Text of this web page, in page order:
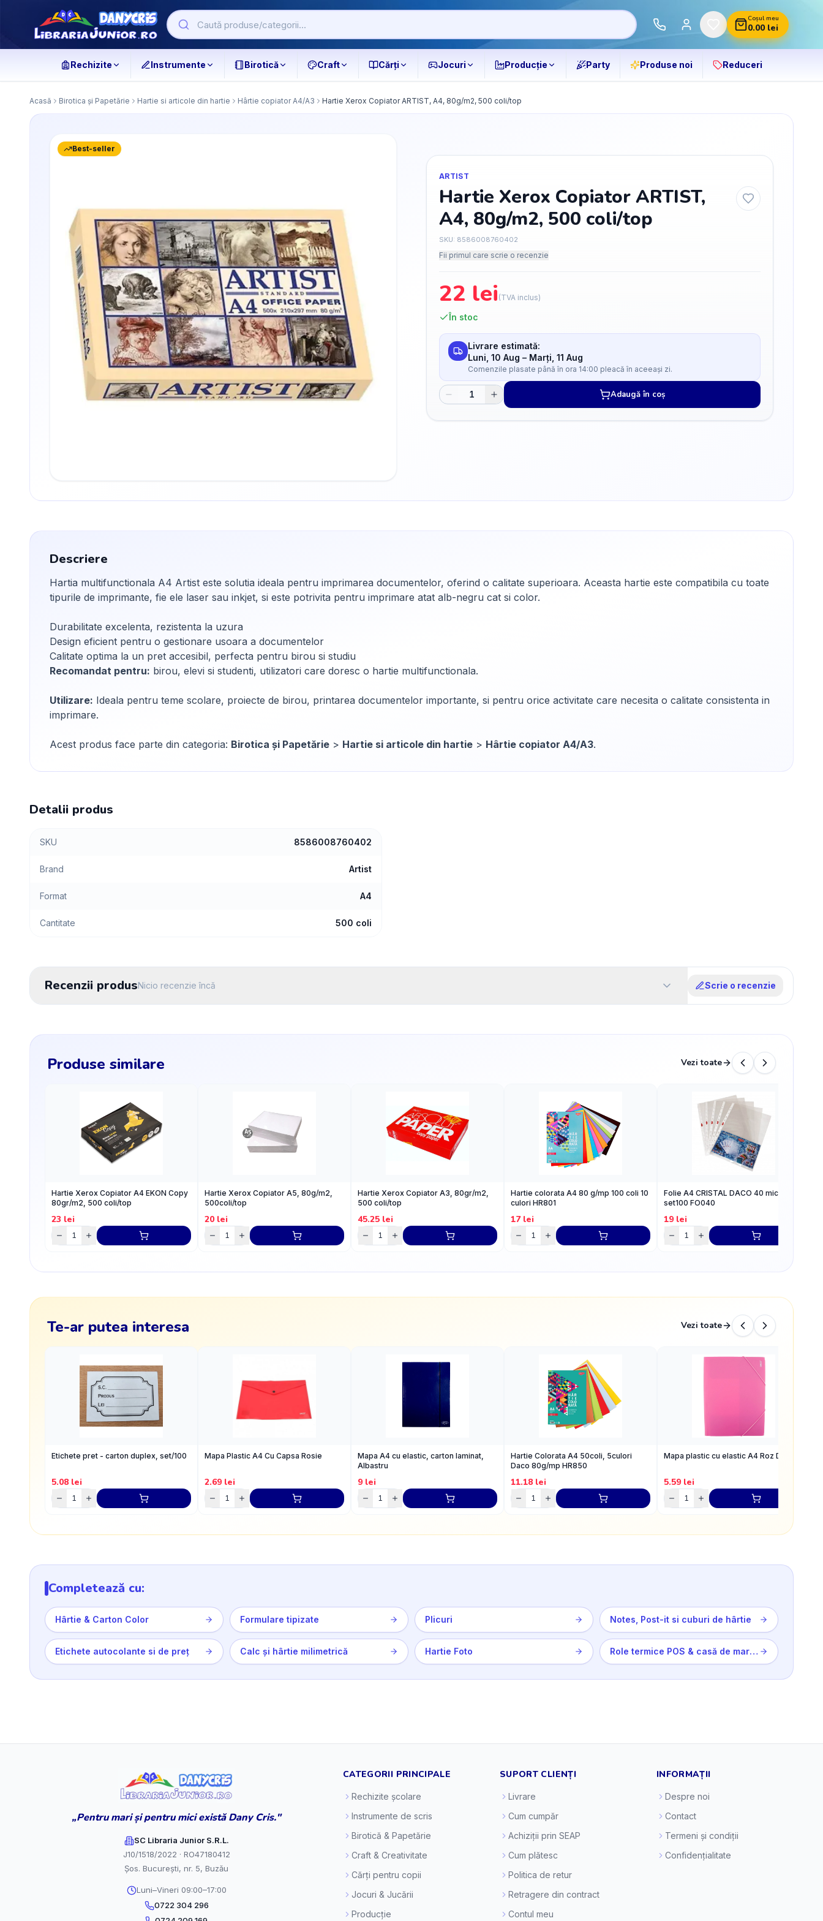
Coșul meu
0.00lei
Rechizite Instrumente Birotică Craft Cărți Jocuri Producție Party Produse noi Reduceri
Acasă Birotica și Papetărie Hartie si articole din hartie Hârtie copiator A4/A3 Hartie Xerox Copiator ARTIST, A4, 80g/m2, 500 coli/top
Best-seller
ARTIST
Hartie Xerox Copiator ARTIST,
A4, 80g/m2, 500 coli/top
SKU: 8586008760402
Fii primul care scrie o recenzie
22 lei (TVA inclus)
În stoc
Livrare estimată:
Luni, 10 Aug – Marți, 11 Aug
Comenzile plasate până în ora 14:00 pleacă în aceeași zi.
Adaugă în coș
Descriere
Hartia multifunctionala A4 Artist este solutia ideala pentru imprimarea documentelor, oferind o calitate superioara. Aceasta hartie este compatibila cu toate
tipurile de imprimante, fie ele laser sau inkjet, si este potrivita pentru imprimare atat alb-negru cat si color.
Durabilitate excelenta, rezistenta la uzura
Design eficient pentru o gestionare usoara a documentelor
Calitate optima la un pret accesibil, perfecta pentru birou si studiu
Recomandat pentru: birou, elevi si studenti, utilizatori care doresc o hartie multifunctionala.
Utilizare: Ideala pentru teme scolare, proiecte de birou, printarea documentelor importante, si pentru orice activitate care necesita o calitate consistenta in
imprimare.
Acest produs face parte din categoria: Birotica și Papetărie > Hartie si articole din hartie > Hârtie copiator A4/A3.
Detalii produs
SKU 8586008760402
Brand Artist
Format A4
Cantitate 500 coli
Recenzii produsNicio recenzie încă Scrie o recenzie
Produse similare Vezi toate
Hartie Xerox Copiator A4 EKON Copy
80gr/m2, 500 coli/top
23 lei
Hartie Xerox Copiator A5, 80g/m2,
500coli/top
20 lei
Hartie Xerox Copiator A3, 80gr/m2,
500 coli/top
45.25 lei
Hartie colorata A4 80 g/mp 100 coli 10
culori HR801
17lei
Folie A4 CRISTAL DACO 40 microni
set100 FO040
19 lei
Te-ar putea interesa Vezi toate
Etichete pret - carton duplex, set/100
5.08 lei
Mapa Plastic A4 Cu Capsa Rosie
2.69 lei
Mapa A4 cu elastic, carton laminat,
Albastru
9 lei
Hartie Colorata A4 50coli, 5culori
Daco 80g/mp HR850
11.18 lei
Mapa plastic cu elastic A4 Roz DACO
5.59 lei
Completează cu:
Hârtie & Carton Color Formulare tipizate Plicuri Notes, Post-it si cuburi de hârtie
Etichete autocolante si de preț Calc și hârtie milimetrică Hartie Foto Role termice POS & casă de marcat
„Pentru mari și pentru mici există Dany Cris."
SC Libraria Junior S.R.L.
J10/1518/2022 · RO47180412
Șos. București, nr. 5, Buzău
Luni–Vineri 09:00–17:00
0722 304 296
CATEGORII PRINCIPALE
Rechizite școlare
Instrumente de scris
Birotică & Papetărie
Craft & Creativitate
Cărți pentru copii
Jocuri & Jucării
Producție
SUPORT CLIENȚI
Livrare
Cum cumpăr
Achiziții prin SEAP
Cum plătesc
Politica de retur
Retragere din contract
Contul meu
INFORMAȚII
Despre noi
Contact
Termeni și condiții
Confidențialitate